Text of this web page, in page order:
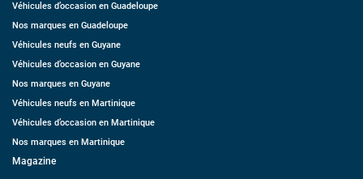
Véhicules d’occasion en Guadeloupe
Nos marques en Guadeloupe
Véhicules neufs en Guyane
Véhicules d’occasion en Guyane
Nos marques en Guyane
Véhicules neufs en Martinique
Véhicules d’occasion en Martinique
Nos marques en Martinique
Magazine